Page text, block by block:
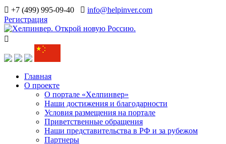
+7 (499) 995-09-40
info@helpinver.com
Регистрация
Главная
О проекте
О портале «Хелпинвер»
Наши достижения и благодарности
Условия размещения на портале
Приветственные обращения
Наши представительства в РФ и за рубежом
Партнеры